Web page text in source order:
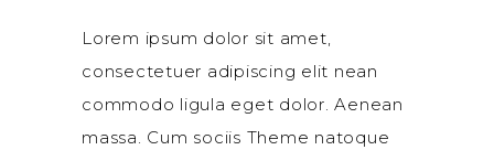
Lorem ipsum dolor sit amet,
consectetuer adipiscing elit nean
commodo ligula eget dolor. Aenean
massa. Cum sociis Theme natoque